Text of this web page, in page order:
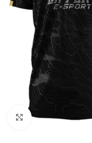
Clique para ampliar